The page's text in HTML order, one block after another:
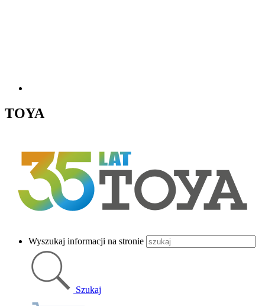
TOYA
Wyszukaj informacji na stronie
Szukaj